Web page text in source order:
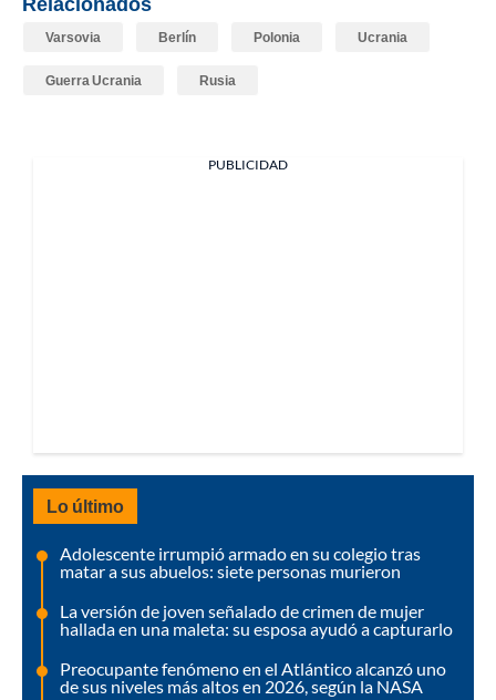
Varsovia Berlín Polonia Ucrania
Guerra Ucrania Rusia
PUBLICIDAD
Lo último
Adolescente irrumpió armado en su colegio tras
matar a sus abuelos: siete personas murieron
La versión de joven señalado de crimen de mujer
hallada en una maleta: su esposa ayudó a capturarlo
Preocupante fenómeno en el Atlántico alcanzó uno
de sus niveles más altos en 2026, según la NASA